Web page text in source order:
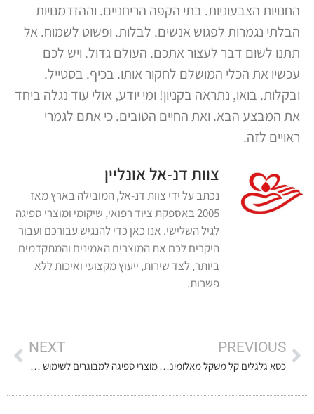
החנויות הצבעוניות. בתי הקפה הריחניים. וההזדמנויות
הבלתי נגמרות לפגוש אנשים. לבלות. ופשוט לשמוח. אל
תתנו לשום דבר לעצור אתכם. העולם גדול. ויש לכם
עכשיו את הכלי המושלם לחקור אותו. בכיף. בסטייל.
ובקלות. בואו, נתראה בקניון! ומי יודע, אולי עוד נגלה ביחד
את המבצע הבא. ואת החיים הטובים. כי אתם לגמרי
ראויים לזה.
צוות דנ-אל אונליין
נכתב על ידי צוות דנ-אל, המובילה בארץ מאז
2005 באספקת ציוד רפואי, שיקומי ומוצרי ספיגה
לגיל השלישי. אנו כאן כדי להנגיש עבורכם ועבור
היקרים לכם את המוצרים האמינים והמתקדמים
ביותר, לצד שירות, ייעוץ מקצועי ואיכות ללא
פשרות.
PREVIOUS
כסא גלגלים קל משקל מאלומיניום שישנה את חייכם לנצח
NEXT
מוצרי ספיגה למבוגרים לשימוש יומיומי שישנו את חייך!